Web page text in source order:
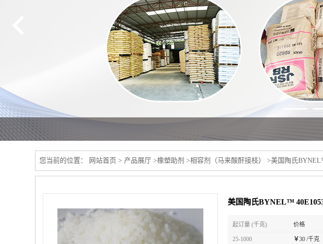
您当前的位置： 网站首页 > 产品展厅 >橡塑助剂 >相容剂（马来酸酐接枝） >美国陶氏
美国陶氏BYNEL™
起订量 (千克) 价格
25-1000 ￥30 /千克